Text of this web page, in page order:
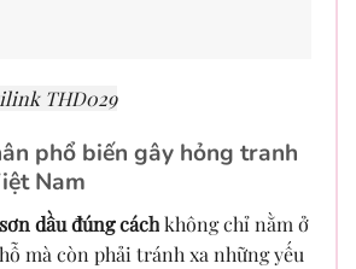
THD029
phổ biến gây hỏng tranh
Nam
dầu đúng cáchkhông chỉ nằm ở
mà còn phải tránh xa những yếu